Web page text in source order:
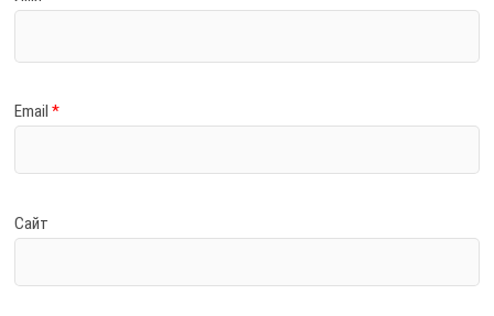
Email*
Сайт